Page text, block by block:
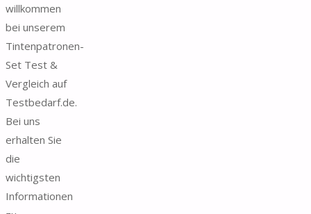
willkommen
bei unserem
Tintenpatronen-
Set Test &
Vergleich auf
Testbedarf.de.
Bei uns
erhalten Sie
die
wichtigsten
Informationen